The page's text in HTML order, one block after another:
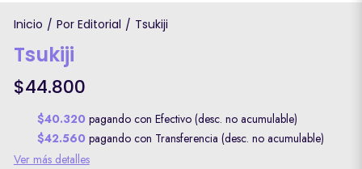
Inicio / Por Editorial / Tsukiji
Tsukiji
$44.800
$40.320 pagando con Efectivo (desc. no acumulable)
$42.560 pagando con Transferencia (desc. no acumulable)
Ver más detalles